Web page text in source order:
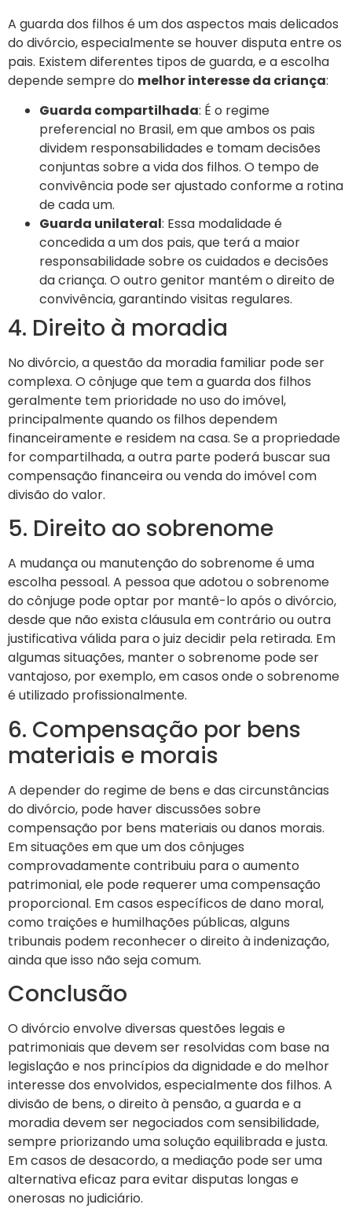
A guarda dos filhos é um dos aspectos mais delicados
do divórcio, especialmente se houver disputa entre os
pais. Existem diferentes tipos de guarda, e a escolha
depende sempre do melhor interesse da criança:
Guarda compartilhada: É o regime
preferencial no Brasil, em que ambos os pais
dividem responsabilidades e tomam decisões
conjuntas sobre a vida dos filhos. O tempo de
convivência pode ser ajustado conforme a rotina
de cada um.
Guarda unilateral: Essa modalidade é
concedida a um dos pais, que terá a maior
responsabilidade sobre os cuidados e decisões
da criança. O outro genitor mantém o direito de
convivência, garantindo visitas regulares.
4. Direito à moradia
No divórcio, a questão da moradia familiar pode ser
complexa. O cônjuge que tem a guarda dos filhos
geralmente tem prioridade no uso do imóvel,
principalmente quando os filhos dependem
financeiramente e residem na casa. Se a propriedade
for compartilhada, a outra parte poderá buscar sua
compensação financeira ou venda do imóvel com
divisão do valor.
5. Direito ao sobrenome
A mudança ou manutenção do sobrenome é uma
escolha pessoal. A pessoa que adotou o sobrenome
do cônjuge pode optar por mantê-lo após o divórcio,
desde que não exista cláusula em contrário ou outra
justificativa válida para o juiz decidir pela retirada. Em
algumas situações, manter o sobrenome pode ser
vantajoso, por exemplo, em casos onde o sobrenome
é utilizado profissionalmente.
6. Compensação por bens
materiais e morais
A depender do regime de bens e das circunstâncias
do divórcio, pode haver discussões sobre
compensação por bens materiais ou danos morais.
Em situações em que um dos cônjuges
comprovadamente contribuiu para o aumento
patrimonial, ele pode requerer uma compensação
proporcional. Em casos específicos de dano moral,
como traições e humilhações públicas, alguns
tribunais podem reconhecer o direito à indenização,
ainda que isso não seja comum.
Conclusão
O divórcio envolve diversas questões legais e
patrimoniais que devem ser resolvidas com base na
legislação e nos princípios da dignidade e do melhor
interesse dos envolvidos, especialmente dos filhos. A
divisão de bens, o direito à pensão, a guarda e a
moradia devem ser negociados com sensibilidade,
sempre priorizando uma solução equilibrada e justa.
Em casos de desacordo, a mediação pode ser uma
alternativa eficaz para evitar disputas longas e
onerosas no judiciário.